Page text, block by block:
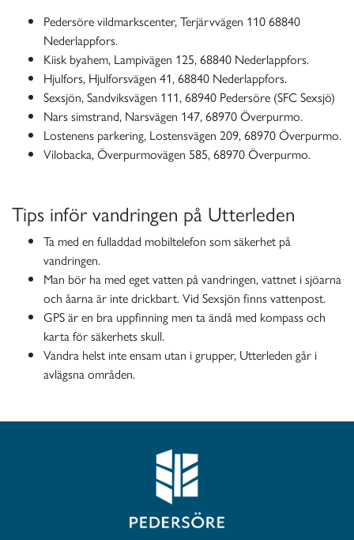
Pedersöre vildmarkscenter,Terjärvvägen 110 68840
Nederlappfors.
Kiisk byahem, Lampivägen 125, 68840 Nederlappfors.
Hjulfors, Hjulforsvägen 41, 68840 Nederlappfors.
Sexsjön, Sandviksvägen 111, 68940 Pedersöre (SFC Sexsjö)
Nars simstrand, Narsvägen 147, 68970 Överpurmo.
Lostenens parkering, Lostensvägen 209, 68970 Överpurmo.
Vilobacka, Överpurmovägen 585, 68970 Överpurmo.
Tips inför vandringen på Utterleden
Ta med en fulladdad mobiltelefon som säkerhet på
vandringen.
Man bör ha med eget vatten på vandringen, vattnet i sjöarna
och åarna är inte drickbart. Vid Sexsjön finns vattenpost.
GPS är en bra uppfinning men ta ändå med kompass och
karta för säkerhets skull.
Vandra helst inte ensam utan i grupper, Utterleden går i
avlägsna områden.